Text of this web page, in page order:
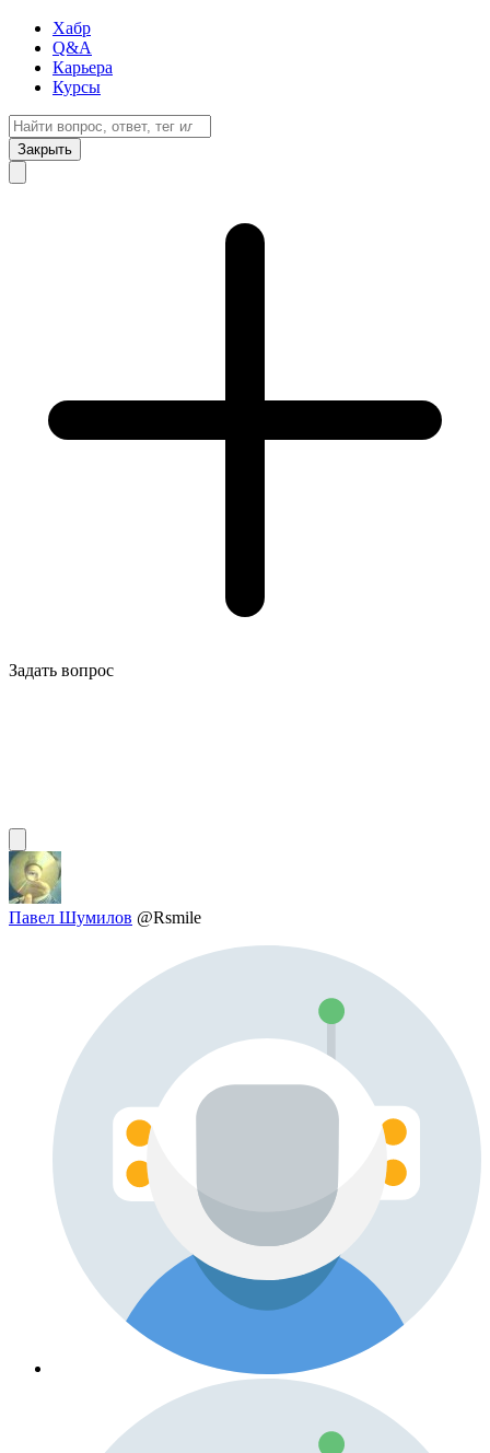
Хабр
Q&A
Карьера
Курсы
Закрыть
Задать вопрос
Павел Шумилов @Rsmile